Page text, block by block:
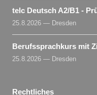
telc Deutsch A2/B1 -
25.8.2026 — Dresden
Berufssprachkurs mit
25.8.2026 — Dresden
Rechtliches